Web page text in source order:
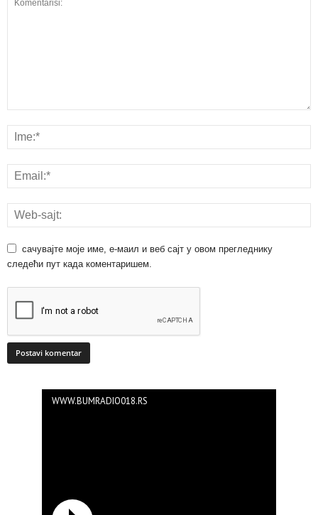
сачувајте моје име, е-маил и веб сајт у овом прегледнику
следећи пут када коментаришем.
WWW.BUMRADIO018.RS